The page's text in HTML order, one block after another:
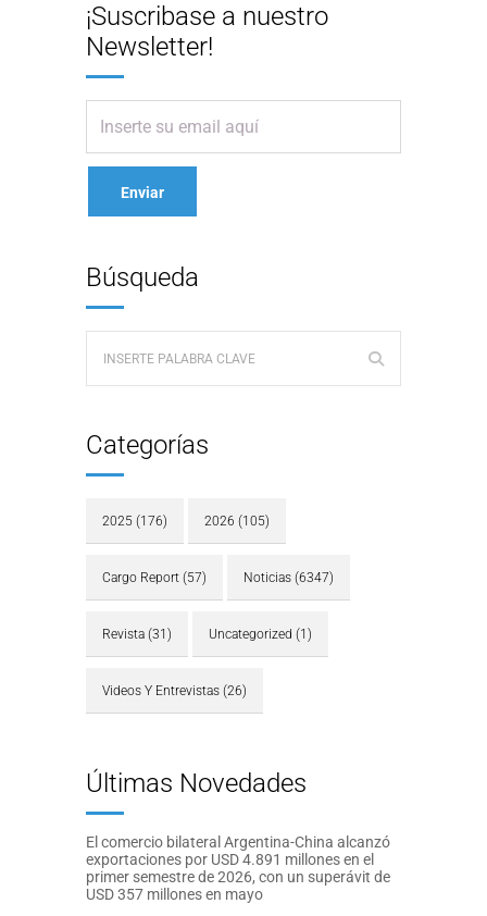
¡Suscribase a nuestro
Newsletter!
Búsqueda
Categorías
2025 (176) 2026 (105)
Cargo Report (57) Noticias (6347)
Revista (31) Uncategorized (1)
Videos Y Entrevistas (26)
Últimas Novedades
El comercio bilateral Argentina-China alcanzó
exportaciones por USD 4.891 millones en el
primer semestre de 2026, con un superávit de
USD 357 millones en mayo